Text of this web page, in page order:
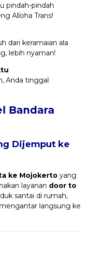
pindah-pindah
Alloha Trans!
dari keramaian ala
lebih nyaman!
Anda tinggal
Bandara
Dijemput ke
ke Mojokerto yang
layanan door to
santai di rumah,
langsung ke